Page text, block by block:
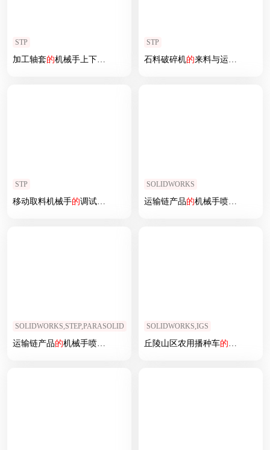
STP
加工轴套的机械手上下料
STP
石料破碎机的来料与运输
STP
移动取料机械手的调试模拟
SOLIDWORKS
运输链产品的机械手喷涂
SOLIDWORKS,STEP,PARASOLID
运输链产品的机械手喷涂
SOLIDWORKS,IGS
丘陵山区农用播种车的